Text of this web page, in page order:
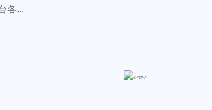
各...